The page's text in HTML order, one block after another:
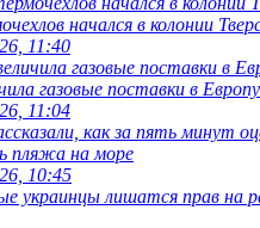
начался в колонии
11:40
газовые поставки в
11:04
как за пять минут
пляжа на море
10:45
украинцы лишатся прав на